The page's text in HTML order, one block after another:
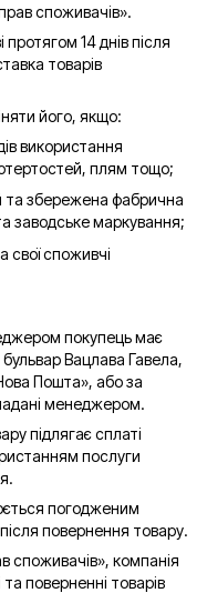
споживачів».
14 днів після
товарів
його, якщо:
використання
плям тощо;
та збережена фабрична
заводське маркування;
свої споживчі
покупець має
Вацлава Гавела,
Пошта», або за
менеджером.
підлягає сплаті
послуги
погодженим
повернення товару.
споживачів», компанія
поверненні товарів